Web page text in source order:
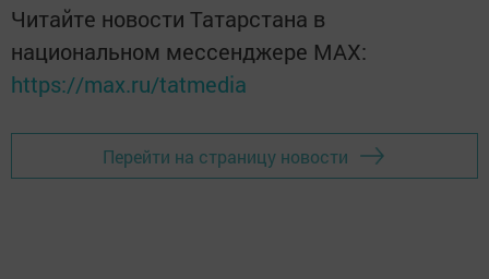
Читайте новости Татарстана в
национальном мессенджере MАХ:
https://max.ru/tatmedia
Перейти на страницу новости